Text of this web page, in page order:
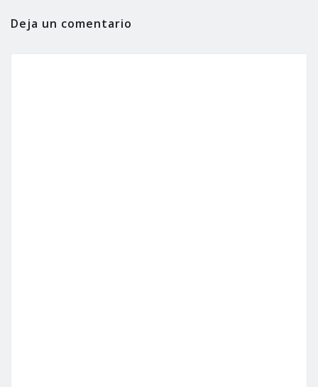
Deja un comentario